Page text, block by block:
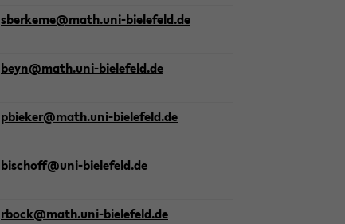
sber­ke­me@math.uni-​bielefeld.de
beyn@math.uni-​bielefeld.de
pbie­ker@math.uni-​bielefeld.de
bi­schoff@uni-​bielefeld.de
rbock@math.uni-​bielefeld.de